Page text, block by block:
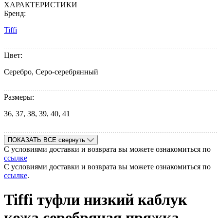
ХАРАКТЕРИСТИКИ
Бренд:
Tiffi
Цвет:
Серебро, Серо-серебрянный
Размеры:
36, 37, 38, 39, 40, 41
ПОКАЗАТЬ ВСЕ свернуть
С условиями доставки и возврата вы можете ознакомиться по
ссылке
С условиями доставки и возврата вы можете ознакомиться по
ссылке.
Tiffi туфли низкий каблук